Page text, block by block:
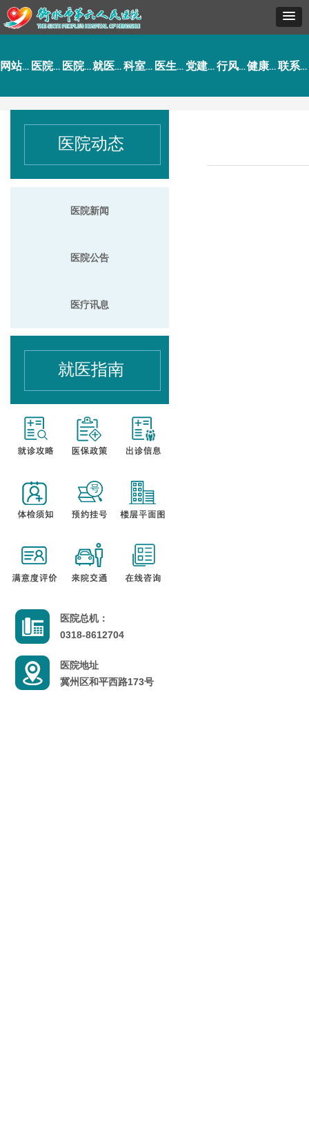
网站首页 医院概况 医院动态 就医指南 科室导航 医生介绍 党建工作 行风建设 健康园地 联系我们
医院动态
医院新闻
医院公告
医疗讯息
医院地址
冀州区和平西路173号
医院总机：
0318-8612704
就医指南